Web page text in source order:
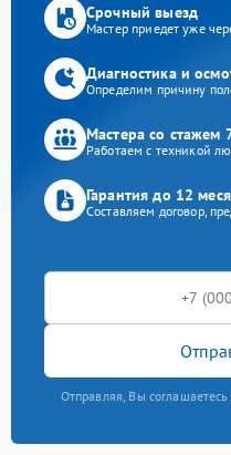
Срочный выезд
Мастер приедет уже
Диагностика и
Определим причину
Мастера со стажем
Работаем с техникой
Гарантия до 12
Составляем договор,
Отправляя, Вы